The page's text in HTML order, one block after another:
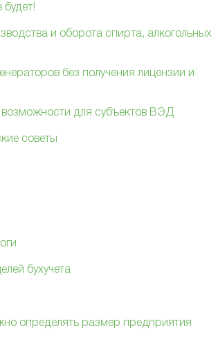
будет!
и оборота спирта, алкогольных
без получения лицензии и
для субъектов ВЭД
советы
бухучета
определять размер предприятия